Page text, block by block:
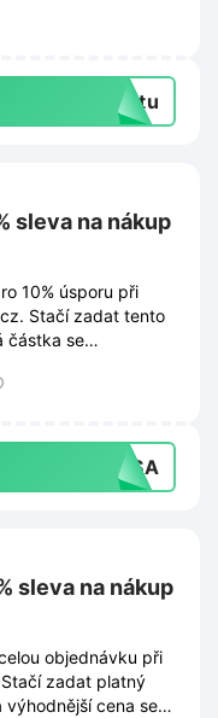
Díky registraci
extu
sleva na nákup
10% úsporu při
Stačí zadat tento
částka se
NISA
sleva na nákup
objednávku při
zadat platný
cena se